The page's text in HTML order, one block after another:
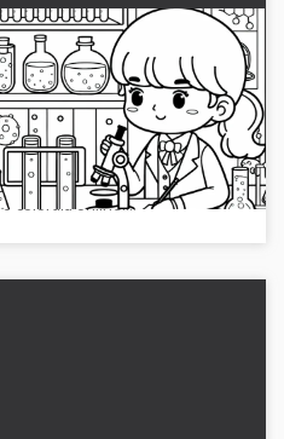
Laboratorio con
scienziato – Disegno da
colorare gratuito
Crea il tuo disegno da colorare di
uno scienziato in laboratorio.
Scarica l'immagine gratuitamente
o colorala online!...